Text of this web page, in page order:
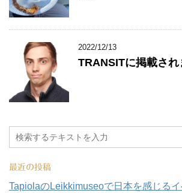
2022/12/13
TRANSITに掲載され
最近の投稿
TapiolaのLeikkimuseoで日本を感じる